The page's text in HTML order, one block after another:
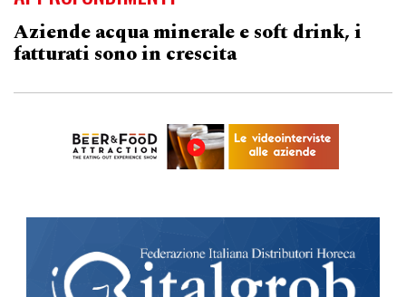
Aziende acqua minerale e soft drink, i
fatturati sono in crescita